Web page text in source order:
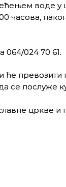
воде у
часова,
064/024 70 61.
ће превозити
се послуже
цркве